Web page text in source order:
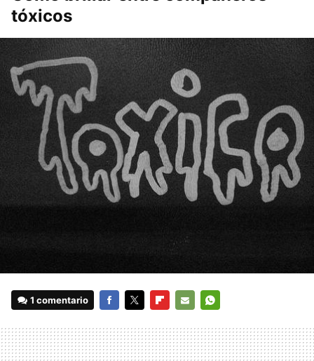
tóxicos
1 comentario
MAIL